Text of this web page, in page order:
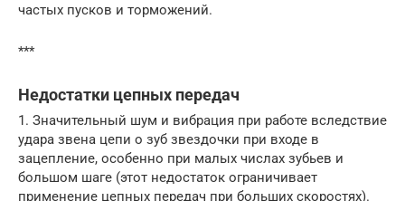
частых пусков и торможений.
***
Недостатки цепных передач
1. Значительный шум и вибрация при работе вследствие
удара звена цепи о зуб звездочки при входе в
зацепление, особенно при малых числах зубьев и
большом шаге (этот недостаток ограничивает
применение цепных передач при больших скоростях).